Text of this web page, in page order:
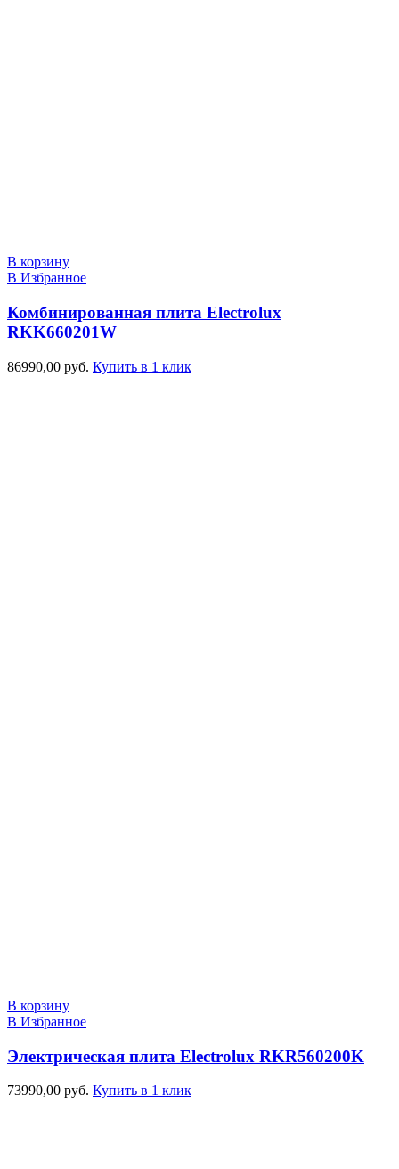
В корзину
В Избранное
Комбинированная плита Electrolux
RKK660201W
86990,00 руб. Купить в 1 клик
В корзину
В Избранное
Электрическая плита Electrolux RKR560200K
73990,00 руб. Купить в 1 клик